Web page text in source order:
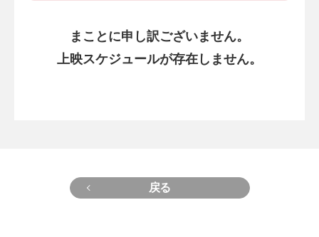
まことに申し訳ございません。
上映スケジュールが存在しません。
戻る